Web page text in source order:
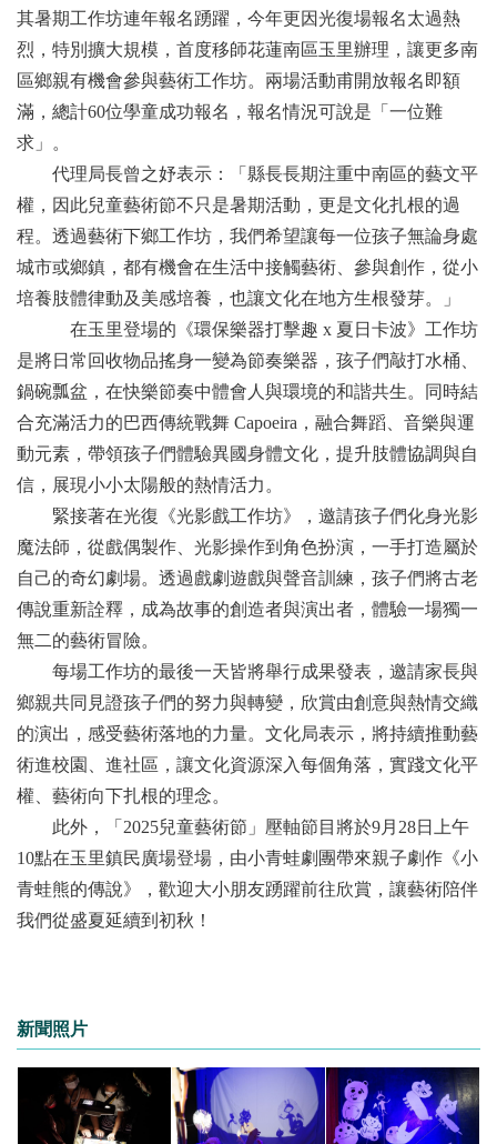
其暑期工作坊連年報名踴躍，今年更因光復場報名太過熱
烈，特別擴大規模，首度移師花蓮南區玉里辦理，讓更多南
區鄉親有機會參與藝術工作坊。兩場活動甫開放報名即額
滿，總計60位學童成功報名，報名情況可說是「一位難
求」。
代理局長曾之妤表示：「縣長長期注重中南區的藝文平
權，因此兒童藝術節不只是暑期活動，更是文化扎根的過
程。透過藝術下鄉工作坊，我們希望讓每一位孩子無論身處
城市或鄉鎮，都有機會在生活中接觸藝術、參與創作，從小
培養肢體律動及美感培養，也讓文化在地方生根發芽。」
在玉里登場的《環保樂器打擊趣 x 夏日卡波》工作坊
是將日常回收物品搖身一變為節奏樂器，孩子們敲打水桶、
鍋碗瓢盆，在快樂節奏中體會人與環境的和諧共生。同時結
合充滿活力的巴西傳統戰舞 Capoeira，融合舞蹈、音樂與運
動元素，帶領孩子們體驗異國身體文化，提升肢體協調與自
信，展現小小太陽般的熱情活力。
緊接著在光復《光影戲工作坊》，邀請孩子們化身光影
魔法師，從戲偶製作、光影操作到角色扮演，一手打造屬於
自己的奇幻劇場。透過戲劇遊戲與聲音訓練，孩子們將古老
傳說重新詮釋，成為故事的創造者與演出者，體驗一場獨一
無二的藝術冒險。
每場工作坊的最後一天皆將舉行成果發表，邀請家長與
鄉親共同見證孩子們的努力與轉變，欣賞由創意與熱情交織
的演出，感受藝術落地的力量。文化局表示，將持續推動藝
術進校園、進社區，讓文化資源深入每個角落，實踐文化平
權、藝術向下扎根的理念。
此外，「2025兒童藝術節」壓軸節目將於9月28日上午
10點在玉里鎮民廣場登場，由小青蛙劇團帶來親子劇作《小
青蛙熊的傳說》，歡迎大小朋友踴躍前往欣賞，讓藝術陪伴
我們從盛夏延續到初秋！
新聞照片